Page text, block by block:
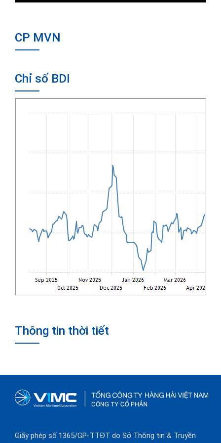
CP MVN
Chỉ số BDI
Thông tin thời tiết
Giấy phép số 1365/GP-TTĐT do Sở Thông tin & Truyền